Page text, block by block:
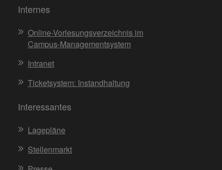
Internes
Online-Vorlesungsverzeichnis im
Campus-Managementsystem
Intranet
Ticketsystem: Instandhaltung
Interessantes
Lagepläne
Stellenmarkt